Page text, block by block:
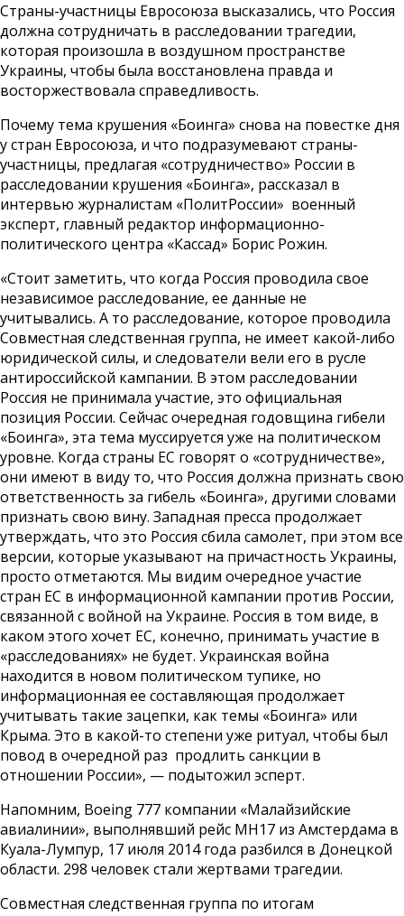
Страны-участницы Евросоюза высказались, что Россия
должна сотрудничать в расследовании трагедии,
которая произошла в воздушном пространстве
Украины, чтобы была восстановлена правда и
восторжествовала справедливость.
Почему тема крушения «Боинга» снова на повестке дня
у стран Евросоюза, и что подразумевают страны-
участницы, предлагая «сотрудничество» России в
расследовании крушения «Боинга», рассказал в
интервью журналистам «ПолитРоссии» военный
эксперт, главный редактор информационно-
политического центра «Кассад» Борис Рожин.
«Стоит заметить, что когда Россия проводила свое
независимое расследование, ее данные не
учитывались. А то расследование, которое проводила
Совместная следственная группа, не имеет какой-либо
юридической силы, и следователи вели его в русле
антироссийской кампании. В этом расследовании
Россия не принимала участие, это официальная
позиция России. Сейчас очередная годовщина гибели
«Боинга», эта тема муссируется уже на политическом
уровне. Когда страны ЕС говорят о «сотрудничестве»,
они имеют в виду то, что Россия должна признать свою
ответственность за гибель «Боинга», другими словами
признать свою вину. Западная пресса продолжает
утверждать, что это Россия сбила самолет, при этом все
версии, которые указывают на причастность Украины,
просто отметаются. Мы видим очередное участие
стран ЕС в информационной кампании против России,
связанной с войной на Украине. Россия в том виде, в
каком этого хочет ЕС, конечно, принимать участие в
«расследованиях» не будет. Украинская война
находится в новом политическом тупике, но
информационная ее составляющая продолжает
учитывать такие зацепки, как темы «Боинга» или
Крыма. Это в какой-то степени уже ритуал, чтобы был
повод в очередной раз продлить санкции в
отношении России», — подытожил эсперт.
Напомним, Boeing 777 компании «Малайзийские
авиалинии», выполнявший рейс MH17 из Амстердама в
Куала-Лумпур, 17 июля 2014 года разбился в Донецкой
области. 298 человек стали жертвами трагедии.
Совместная следственная группа по итогам